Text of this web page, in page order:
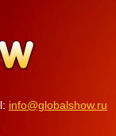
info@globalshow.ru